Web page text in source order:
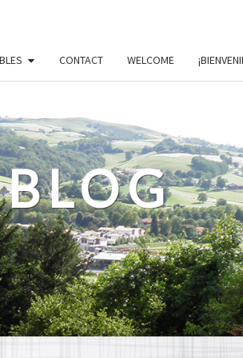
CONTACT WELCOME